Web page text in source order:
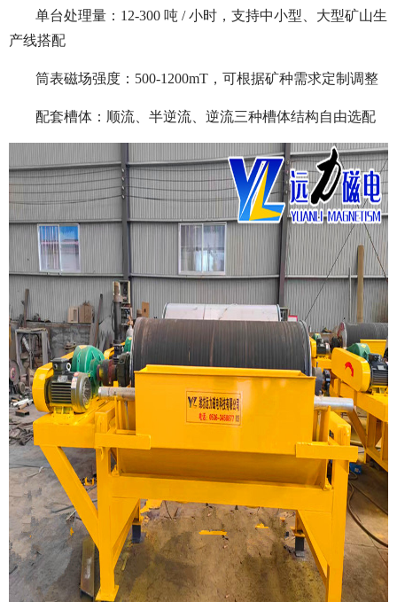
单台处理量：12-300 吨 / 小时，支持中小型、大型矿山生
产线搭配
筒表磁场强度：500-1200mT，可根据矿种需求定制调整
配套槽体：顺流、半逆流、逆流三种槽体结构自由选配